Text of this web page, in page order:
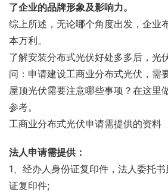
了企业的品牌形象及影响力。
综上所述，无论哪个角度出发，企业
本万利。
了解安装分布式光伏好处多多后，光
问：申请建设工商业分布式光伏，需
屋顶光伏需要注意哪些事项？在这里
参考。
工商业分布式光伏申请需提供的资料
法人申请需提供：
1、经办人身份证复印件，法人委托
证复印件;